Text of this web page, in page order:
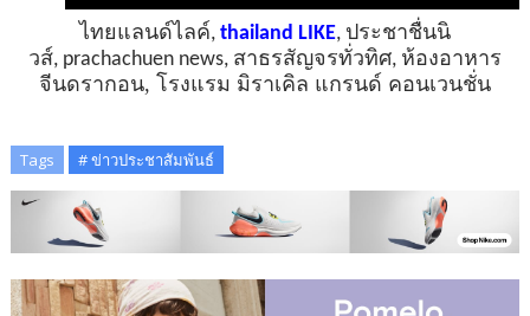
ไทยแลนด์ไลค์, thailand LIKE, ประชาชื่นนิ
วส์, prachachuennews, สาธรสัญจรทั่วทิศ, ห้องอาหาร
จีนดรากอน, โรงแรม มิราเคิล แกรนด์ คอนเวนชั่น
Tags # ข่าวประชาสัมพันธ์